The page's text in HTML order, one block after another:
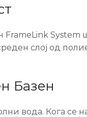
FrameLink System
слој од
Базен
вода. Кога се